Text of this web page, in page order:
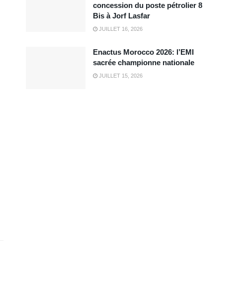
concession du poste pétrolier 8
Bis à Jorf Lasfar
JUILLET 16, 2026
Enactus Morocco 2026: l’EMI
sacrée championne nationale
JUILLET 15, 2026